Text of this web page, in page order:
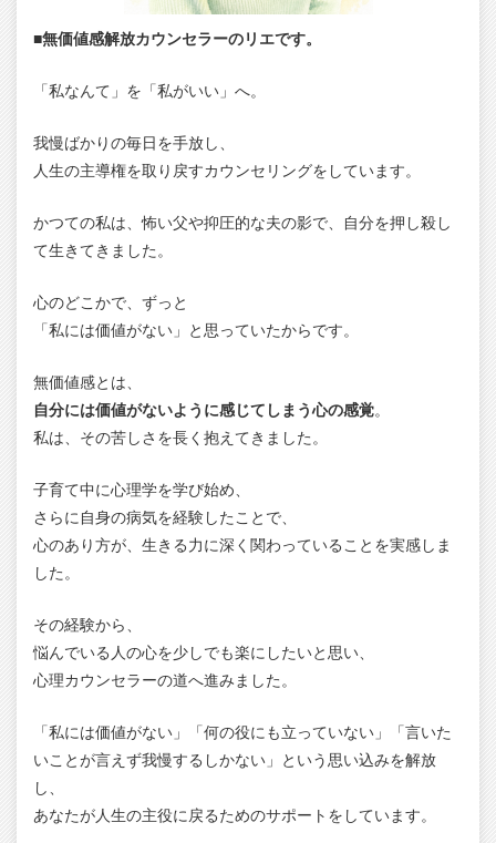
■無価値感解放カウンセラーのリエです。
「私なんて」を「私がいい」へ。
我慢ばかりの毎日を手放し、
人生の主導権を取り戻すカウンセリングをしています。
かつての私は、怖い父や抑圧的な夫の影で、自分を押し殺し
て生きてきました。
心のどこかで、ずっと
「私には価値がない」と思っていたからです。
無価値感とは、
自分には価値がないように感じてしまう心の感覚。
私は、その苦しさを長く抱えてきました。
子育て中に心理学を学び始め、
さらに自身の病気を経験したことで、
心のあり方が、生きる力に深く関わっていることを実感しま
した。
その経験から、
悩んでいる人の心を少しでも楽にしたいと思い、
心理カウンセラーの道へ進みました。
「私には価値がない」「何の役にも立っていない」「言いた
いことが言えず我慢するしかない」という思い込みを解放
し、
あなたが人生の主役に戻るためのサポートをしています。